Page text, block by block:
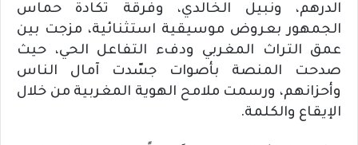
الدرهم، ونبيل الخالدي، وفرقة تكادة حماس
الجمهور بعروض موسيقية استثنائية، مزجت بين
عمق التراث المغربي ودفء التفاعل الحي، حيث
صدحت المنصة بأصوات جسّدت آمال الناس
وأحزانهم، ورسمت ملامح الهوية المغربية من خلال
الإيقاع والكلمة.